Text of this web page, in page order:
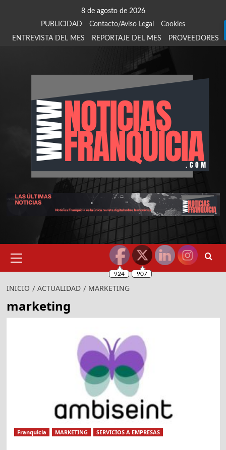
8 de agosto de 2026
PUBLICIDAD
Contacto/Aviso Legal
Cookies
ENTREVISTA DEL MES
REPORTAJE DEL MES PROVEEDORES
primario
INICIO ACTUALIDAD MARKETING
marketing
Franquicia MARKETING SERVICIOS A EMPRESAS